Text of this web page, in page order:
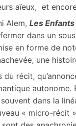
aïeux, et
Alem, Les
dans un
en forme de
une
du récit,
autonome.
dans la
« micro-récit